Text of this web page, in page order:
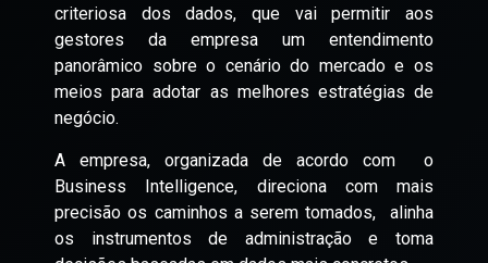
criteriosa dos dados, que vai permitir aos
gestores da empresa um entendimento
panorâmico sobre o cenário do mercado e os
meios para adotar as melhores estratégias de
negócio.
A empresa, organizada de acordo com o
Business Intelligence, direciona com mais
precisão os caminhos a serem tomados, alinha
os instrumentos de administração e toma